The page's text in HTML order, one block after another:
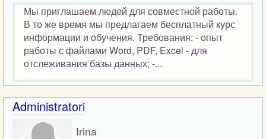
Мы приглашаем людей для совместной работы.
В то же время мы предлагаем бесплатный курс
информации и обучения. Требования: - опыт
работы с файлами Word, PDF, Excel - для
отслеживания базы данных; -...
Administratori
Irina